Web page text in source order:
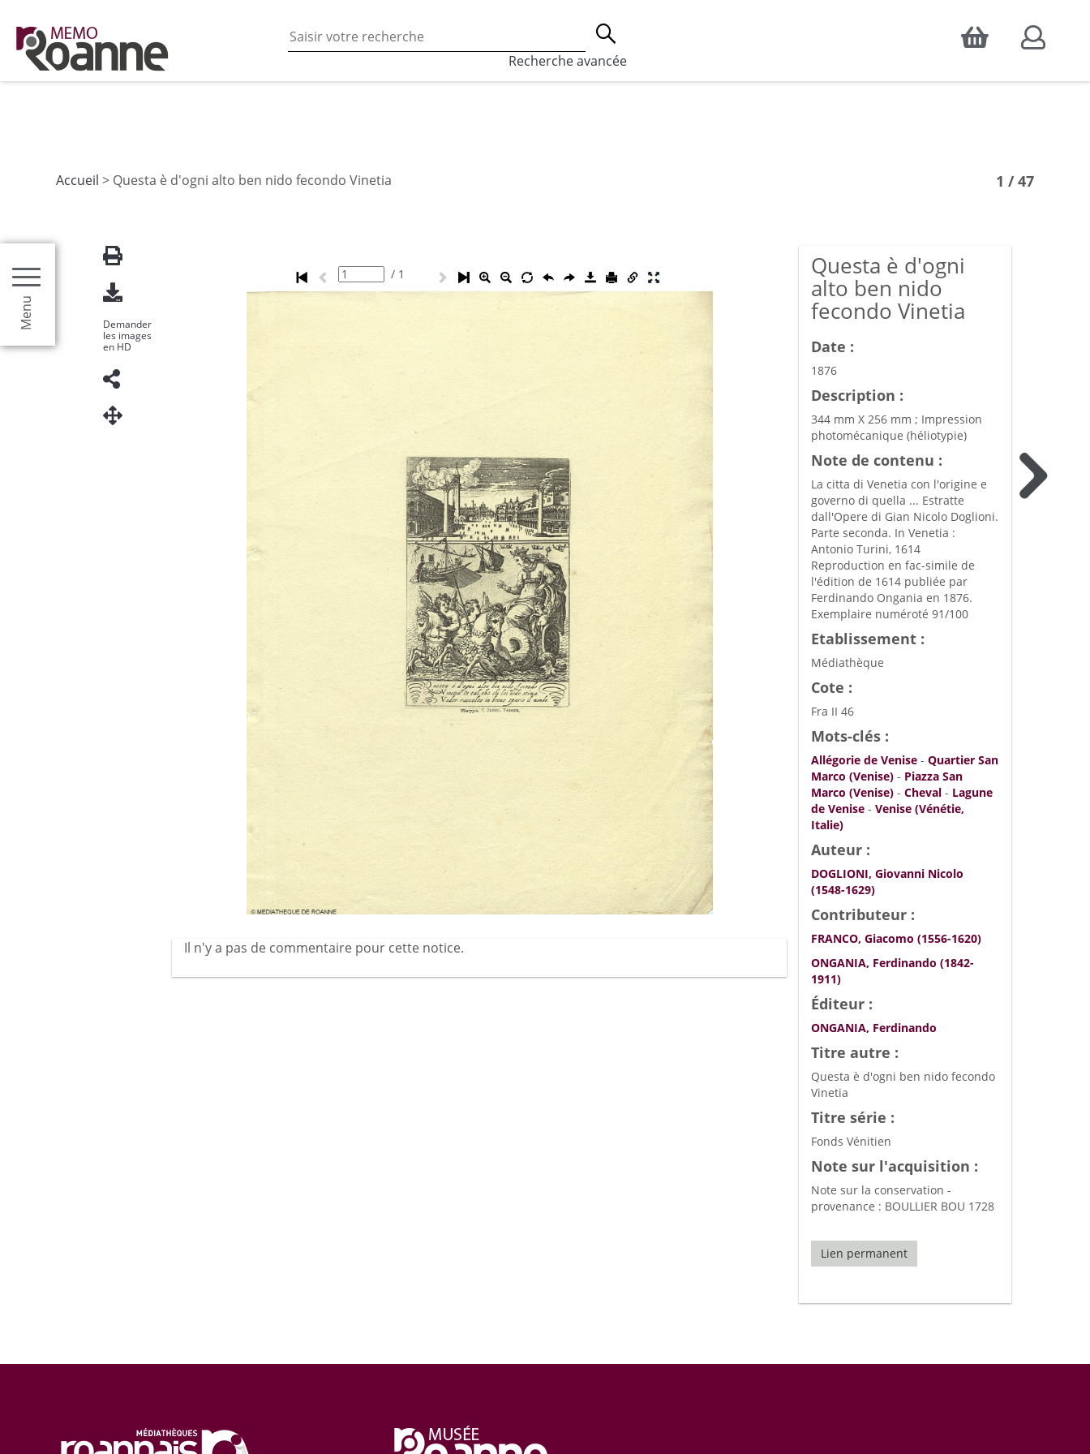
Accepter
En poursuivant votre navigation sur ce site vous acceptez l’utilisation des cookies, qui sont utilisés à des fins de statistiques d'audience, ainsi que pour
les fonctionnalités de partages de contenu sur les réseaux sociaux.
Recherche avancée
Menu
Accueil > Questa è d'ogni alto ben nido fecondo Vinetia 1 / 47
Demander
les images
en HD
/ 1
Il n'y a pas de commentaire pour cette notice.
Questa è d'ogni
alto ben nido
fecondo Vinetia
Date :
1876
Description :
344 mm X 256 mm ; Impression
photomécanique (héliotypie)
Note de contenu :
La citta di Venetia con l'origine e
governo di quella ... Estratte
dall'Opere di Gian Nicolo Doglioni.
Parte seconda. In Venetia :
Antonio Turini, 1614
Reproduction en fac-simile de
l'édition de 1614 publiée par
Ferdinando Ongania en 1876.
Exemplaire numéroté 91/100
Etablissement :
Médiathèque
Cote :
Fra II 46
Mots-clés :
Allégorie de Venise- Quartier San
Marco (Venise)- Piazza San
Marco (Venise)- Cheval- Lagune
de Venise- Venise (Vénétie,
Italie)
Auteur :
DOGLIONI, Giovanni Nicolo
(1548-1629)
Contributeur :
FRANCO, Giacomo (1556-1620)
ONGANIA, Ferdinando (1842-
1911)
Éditeur :
ONGANIA, Ferdinando
Titre autre :
Questa è d'ogni ben nido fecondo
Vinetia
Titre série :
Fonds Vénitien
Note sur l'acquisition :
Note sur la conservation -
provenance : BOULLIER BOU 1728
Lien permanent